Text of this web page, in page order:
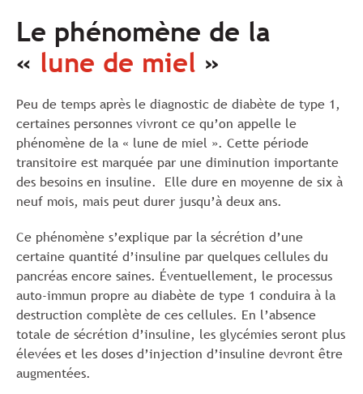
Le phénomène de la
« lune de miel »
Peu de temps après le diagnostic de diabète de type 1,
certaines personnes vivront ce qu’on appelle le
phénomène de la « lune de miel ». Cette période
transitoire est marquée par une diminution importante
des besoins en insuline. Elle dure en moyenne de six à
neuf mois, mais peut durer jusqu’à deux ans.
Ce phénomène s’explique par la sécrétion d’une
certaine quantité d’insuline par quelques cellules du
pancréas encore saines. Éventuellement, le processus
auto-immun propre au diabète de type 1 conduira à la
destruction complète de ces cellules. En l’absence
totale de sécrétion d’insuline, les glycémies seront plus
élevées et les doses d’injection d’insuline devront être
augmentées.